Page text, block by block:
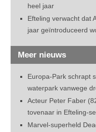
heel jaar
Efteling verwacht dat
jaar geïntroduceerd
Meer nieuws
Europa-Park schrapt
waterpark vanwege
Acteur Peter Faber
tovenaar in Efteling-
Marvel-superheld